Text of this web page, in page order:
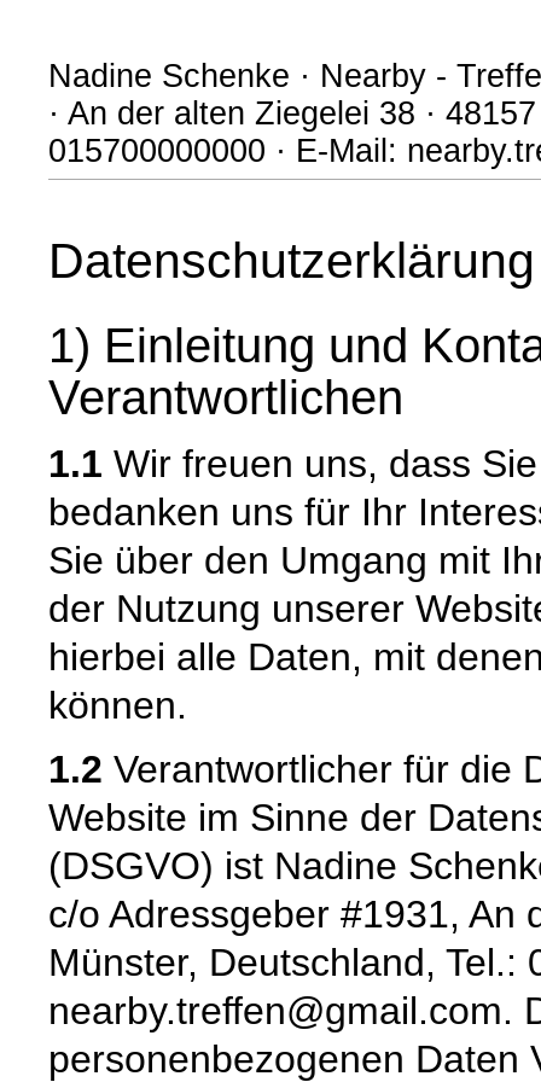
Nadine Schenke · Nearby -
· An der alten Ziegelei 38 ·
015700000000 · E-Mail:
Datenschutzerklärung
1) Einleitung und
Verantwortlichen
1.1 Wir freuen uns, dass
bedanken uns für Ihr
Sie über den Umgang mit
der Nutzung unserer
hierbei alle Daten, mit
können.
1.2 Verantwortlicher für die
Website im Sinne der
(DSGVO) ist Nadine
c/o Adressgeber #1931, An
Münster, Deutschland, Tel.:
nearby.treffen@gmail.com.
personenbezogenen Daten